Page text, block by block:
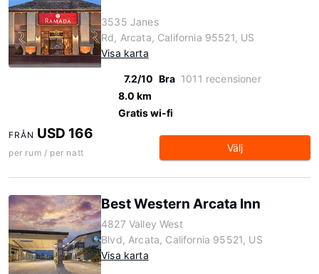
3535 Janes
Rd, Arcata, California 95521, US
Visa karta
7.2/10 Bra 1011 recensioner
8.0 km
Gratis wi-fi
FRÅN USD 166
per rum / per natt Välj
Best Western Arcata Inn
4827 Valley West
Blvd, Arcata, California 95521, US
Visa karta